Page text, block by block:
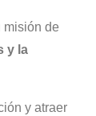
misión de
y la
y atraer